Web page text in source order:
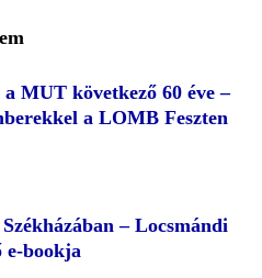
MUT következő 60 éve –
a LOMB Feszten
– Locsmándi
e-bookja